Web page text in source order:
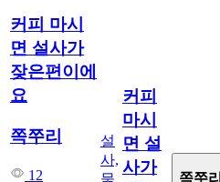
커피 마시
면 설사가
잦은편이에
요
쪽쭈리
12
설
사,
묽
커피
마시
면 설
사가
쪽쭈리